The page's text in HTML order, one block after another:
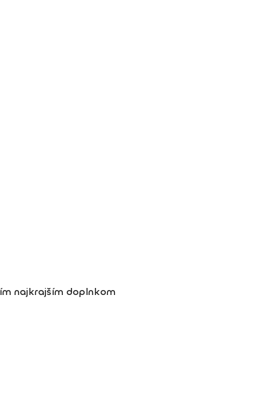
najkrajším doplnkom